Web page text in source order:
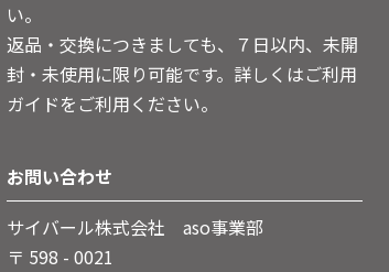
い。
返品・交換につきましても、７日以内、未開
封・未使用に限り可能です。詳しくはご利用
ガイドをご利用ください。
お問い合わせ
サイバール株式会社 aso事業部
〒 598 - 0021